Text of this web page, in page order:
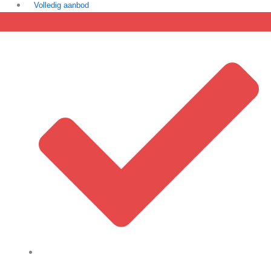
Volledig aanbod